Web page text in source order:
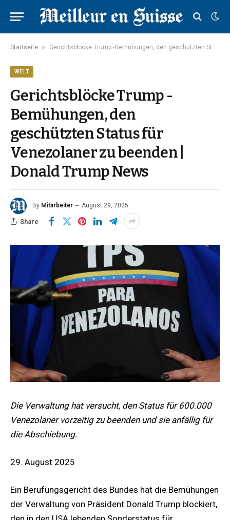
Startseite » Gerichtsblöcke Trump -Bemühungen, den geschützten Status für Venezolaner zu beenden | Donald Trump News
WELT
Gerichtsblöcke Trump -
Bemühungen, den
geschützten Status für
Venezolaner zu beenden |
Donald Trump News
By Mitarbeiter August 29, 2025
Share
Die Verwaltung hat versucht, den Status für 600.000
Venezolaner vorzeitig zu beenden und sie anfällig für
die Abschiebung.
29. August 2025
Ein Berufungsgericht des Bundes hat die Bemühungen
der Verwaltung von Präsident Donald Trump blockiert,